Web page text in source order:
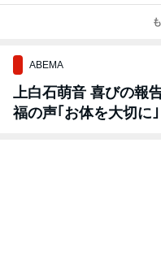
ABEMA
上白石萌音 喜びの報
福の声｢お体を大切に｣